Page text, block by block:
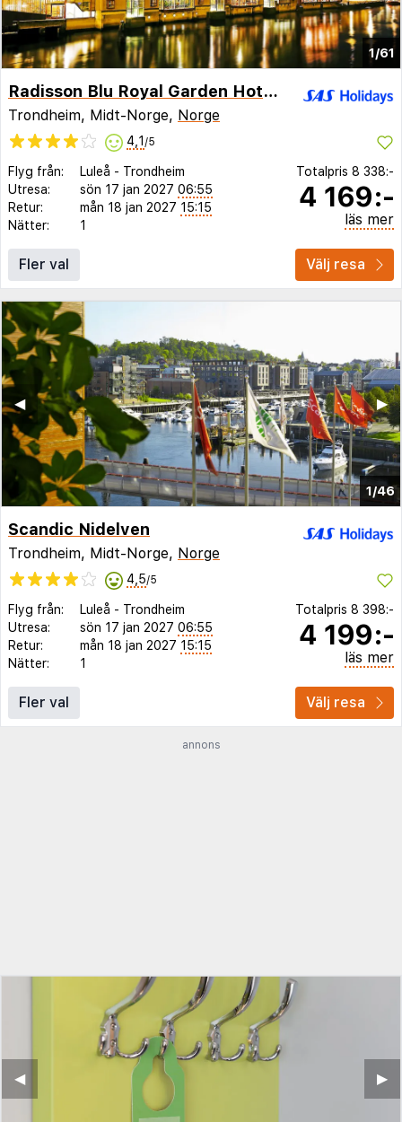
1/61
Radisson Blu Royal Garden Hotel, Trondheim
Trondheim, Midt-Norge, Norge
4,1 /5
Flyg från: Luleå - Trondheim
Utresa:
sön 17 jan 2027 06:55
Retur:
mån 18 jan 2027 15:15
Nätter:
1
Totalpris 8 338:-
4 169:-
läs mer
Fler val Välj resa
1/46
▶︎
◀︎
Scandic Nidelven
Trondheim, Midt-Norge, Norge
4,5/5
Flyg från: Luleå - Trondheim
Utresa:
sön 17 jan 2027 06:55
Retur:
mån 18 jan 2027 15:15
Nätter:
1
Totalpris 8 398:-
4 199:-
läs mer
Fler val Välj resa
annons
▶︎
◀︎